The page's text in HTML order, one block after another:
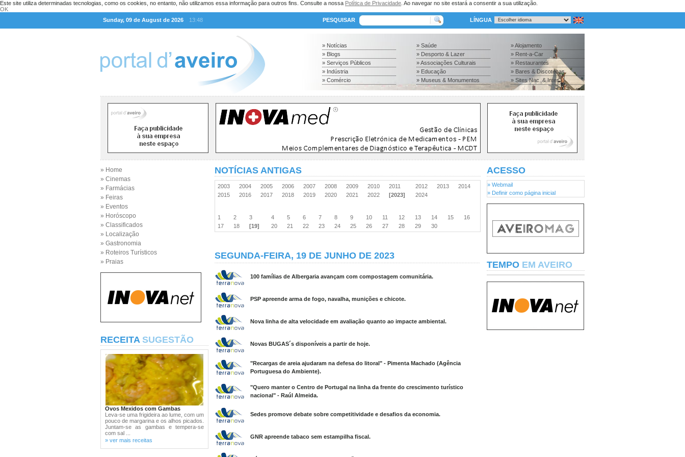
Este site utiliza determinadas tecnologias, como os cookies, no entanto, não utilizamos essa informação para outros fins. Consulte a nossa Política de Privacidade . Ao navegar no site estará a consentir a sua utilização.
OK
Sunday, 09 de August de 2026
13:48 PESQUISAR LÍNGUA
» Notícias
» Blogs
» Serviços Públicos
» Indústria
» Comércio
» Saúde
» Desporto & Lazer
» Associações Culturais
» Educação
» Museus & Monumentos
» Alojamento
» Rent-a-Car
» Restaurantes
» Bares & Discotecas
» Sites Nac. & Inter.
» Home
» Cinemas
» Farmácias
» Feiras
» Eventos
» Horóscopo
» Classificados
» Localização
» Gastronomia
» Roteiros Turísticos
» Praias
RECEITA SUGESTÃO
Ovos Mexidos com Gambas
Leva-se uma frigideira ao lume, com um
pouco de margarina e os alhos picados.
Juntam-se as gambas e tempera-se
com sal ...
» ver mais receitas
NOTÍCIAS ANTIGAS
2003 2004 2005 2006 2007 2008 2009 2010 2011 2012 2013
2014
2015
2016 2017 2018 2019 2020 2021 2022 [2023] 2024
1 2 3 4 5 6 7 8 9 10 11 12 13 14 15
16
17
18 [19] 20 21 22 23 24 25 26 27 28 29 30
SEGUNDA-FEIRA, 19 DE JUNHO DE 2023
100 famílias de Albergaria avançam com compostagem comunitária.
PSP apreende arma de fogo, navalha, munições e chicote.
Nova linha de alta velocidade em avaliação quanto ao impacte ambiental.
Novas BUGAS´s disponíveis a partir de hoje.
"Recargas de areia ajudaram na defesa do litoral" - Pimenta Machado (Agência
Portuguesa do Ambiente).
"Quero manter o Centro de Portugal na linha da frente do crescimento turístico
nacional" - Raúl Almeida.
Sedes promove debate sobre competitividade e desafios da economia.
GNR apreende tabaco sem estampilha fiscal.
ACESSO
» Webmail
» Definir como página inicial
TEMPO EM AVEIRO